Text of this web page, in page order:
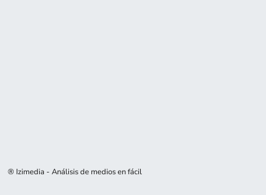
® Izimedia - Análisis de medios en fácil